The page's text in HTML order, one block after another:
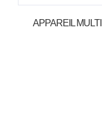
APPAREIL